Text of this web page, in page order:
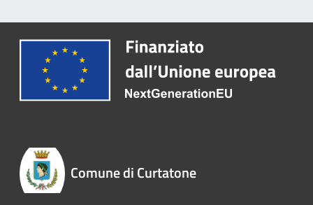
Comune di Curtatone